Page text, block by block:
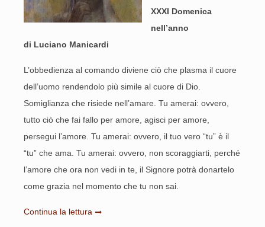
XXXI Domenica
nell’anno
di Luciano Manicardi
L’obbedienza al comando diviene ciò che plasma il cuore
dell’uomo rendendolo più simile al cuore di Dio.
Somiglianza che risiede nell’amare. Tu amerai: ovvero,
tutto ciò che fai fallo per amore, agisci per amore,
persegui l’amore. Tu amerai: ovvero, il tuo vero “tu” è il
“tu” che ama. Tu amerai: ovvero, non scoraggiarti, perché
l’amore che ora non vedi in te, il Signore potrà donartelo
come grazia nel momento che tu non sai.
Continua la lettura